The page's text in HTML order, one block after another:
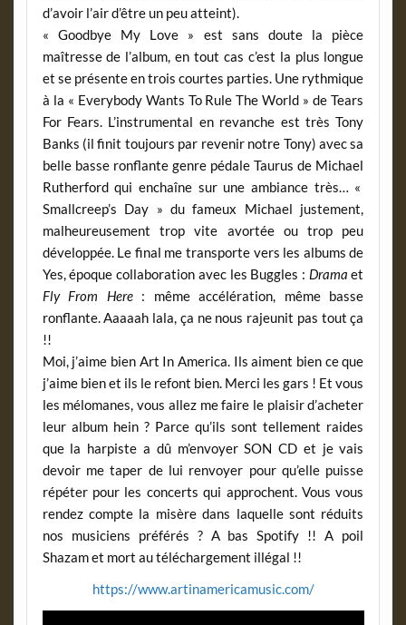
d’avoir l’air d’être un peu atteint).
« Goodbye My Love » est sans doute la pièce
maîtresse de l’album, en tout cas c’est la plus longue
et se présente en trois courtes parties. Une rythmique
à la « Everybody Wants To Rule The World » de Tears
For Fears. L’instrumental en revanche est très Tony
Banks (il finit toujours par revenir notre Tony) avec sa
belle basse ronflante genre pédale Taurus de Michael
Rutherford qui enchaîne sur une ambiance très… «
Smallcreep’s Day » du fameux Michael justement,
malheureusement trop vite avortée ou trop peu
développée. Le final me transporte vers les albums de
Yes, époque collaboration avec les Buggles : Drama et
Fly From Here : même accélération, même basse
ronflante. Aaaaah lala, ça ne nous rajeunit pas tout ça
!!
Moi, j’aime bien Art In America. Ils aiment bien ce que
j’aime bien et ils le refont bien. Merci les gars ! Et vous
les mélomanes, vous allez me faire le plaisir d’acheter
leur album hein ? Parce qu’ils sont tellement raides
que la harpiste a dû m’envoyer SON CD et je vais
devoir me taper de lui renvoyer pour qu’elle puisse
répéter pour les concerts qui approchent. Vous vous
rendez compte la misère dans laquelle sont réduits
nos musiciens préférés ? A bas Spotify !! A poil
Shazam et mort au téléchargement illégal !!
https://www.artinamericamusic.com/